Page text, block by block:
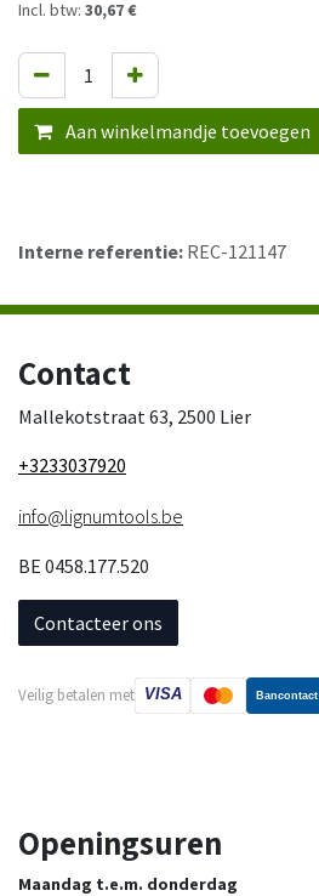
Incl. btw: 30,67 €
Aan winkelmandje toevoegen
Interne referentie: REC-121147
Contact
Mallekotstraat 63, 2500 Lier
+3233037920
info@lignumtools.be
BE 0458.177.520
Contacteer ons
Veilig betalen met VISA Bancontact
Openingsuren
Maandag t.e.m. donderdag